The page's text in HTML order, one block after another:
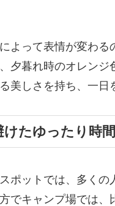
よって表情が変わ
夕暮れ時のオレン
美しさを持ち、一日
けたゆったり時間
ポットでは、多く
でキャンプ場では